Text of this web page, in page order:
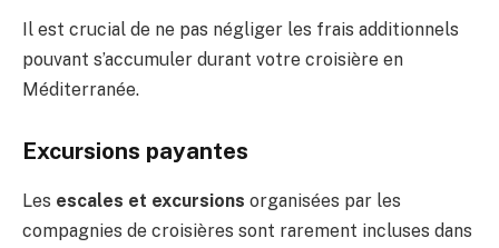
Il est crucial de ne pas négliger les frais additionnels
pouvant s’accumuler durant votre croisière en
Méditerranée.
Excursions payantes
Les escales et excursions organisées par les
compagnies de croisières sont rarement incluses dans